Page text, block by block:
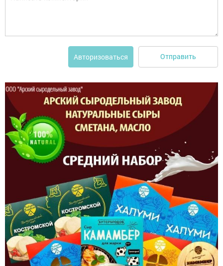
Авторизоваться Отправить